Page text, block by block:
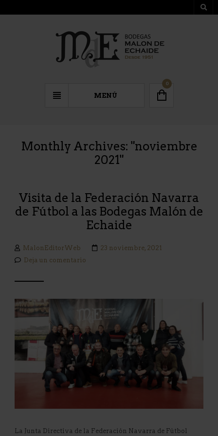
MENÚ
0
Monthly Archives: "noviembre
2021"
Visita de la Federación Navarra
de Fútbol a las Bodegas Malón de
Echaide
MalonEditorWeb
23 noviembre, 2021
Deja un comentario
La Junta Directiva de la Federación Navarra de Fútbol